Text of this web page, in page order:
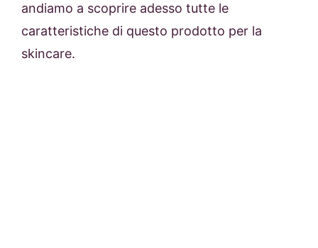
andiamo a scoprire adesso tutte le
caratteristiche di questo prodotto per la
skincare.